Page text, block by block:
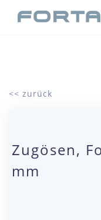
<< zurück
Zugösen,
mm